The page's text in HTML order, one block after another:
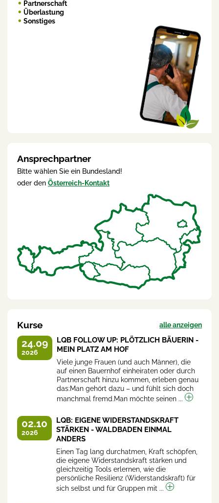
Partnerschaft
Überlastung
Sonstiges
Ansprechpartner
Bitte wählen Sie ein Bundesland!
oder den Österreich-Kontakt
Kurse alle anzeigen
24.09
2026
LQB FOLLOW UP: PLÖTZLICH BÄUERIN -
MEIN PLATZ AM HOF
Viele junge Frauen (und auch Männer), die
auf einen Bauernhof einheiraten oder durch
Partnerschaft hinzu kommen, erleben genau
das:Man gehört dazu – und fühlt sich doch
manchmal fremd.Man möchte seinen ...
02.10
2026
LQB: EIGENE WIDERSTANDSKRAFT
STÄRKEN - WALDBADEN EINMAL
ANDERS
Einen Tag lang durchatmen, Kraft schöpfen,
die eigene Widerstandskraft stärken und
gleichzeitig Tools erlernen, wie die
persönliche Resilienz (Widerstandskraft) für
sich selbst und für Gruppen mit ...